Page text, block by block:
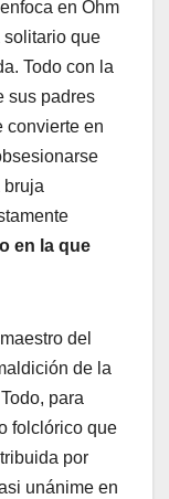
en Ohm
solitario que
Todo con la
sus padres
convierte en
bruja
en la que
del
de la
para
folclórico que
por
unánime en